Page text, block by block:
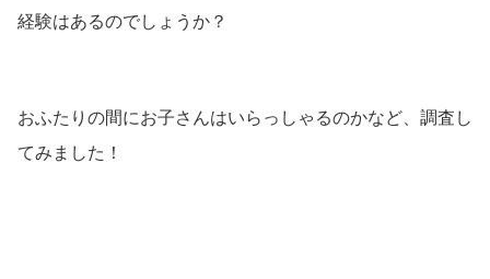
経験はあるのでしょうか？
おふたりの間にお子さんはいらっしゃるのかなど、調査し
てみました！